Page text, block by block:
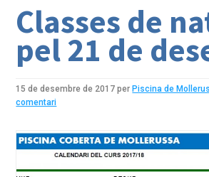
Classes de
pel 21 de
15 de desembre de 2017 perPiscina de
comentari